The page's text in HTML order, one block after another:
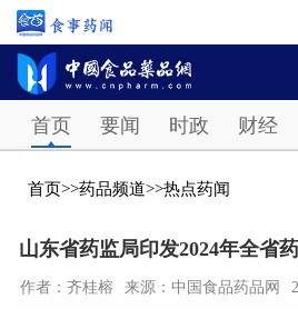
首页 要闻 时政 财经
首页>>药品频道>>热点药闻
山东省药监局印发2024年全省
作者：齐桂榕 来源：中国食品药品网